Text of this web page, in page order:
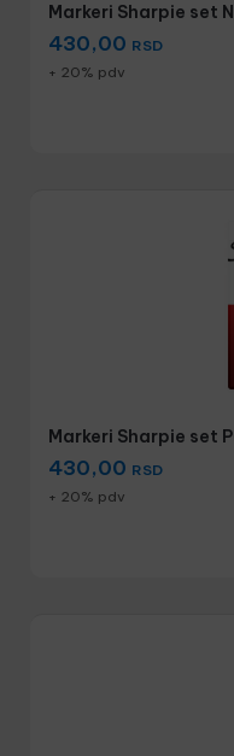
Markeri Sharpie set
430,00 RSD
+ 20% pdv
Markeri Sharpie set
430,00 RSD
+ 20% pdv